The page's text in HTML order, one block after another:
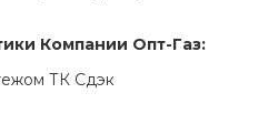
Компании Опт-Газ:
ТК Сдэк